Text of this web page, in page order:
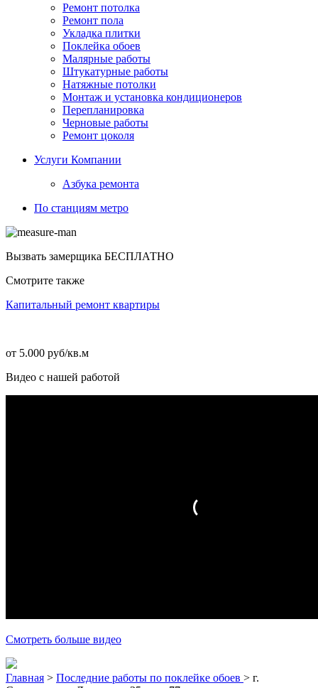
Ремонт потолка
Ремонт пола
Укладка плитки
Поклейка обоев
Малярные работы
Штукатурные работы
Натяжные потолки
Монтаж и установка кондиционеров
Перепланировка
Черновые работы
Ремонт цоколя
Услуги Компании
Азбука ремонта
По станциям метро
Вызвать замерщика БЕСПЛАТНО
Смотрите также
Капитальный ремонт квартиры
от 5.000 руб/кв.м
Видео с нашей работой
Смотреть больше видео
Главная > Последние работы по поклейке обоев > г.